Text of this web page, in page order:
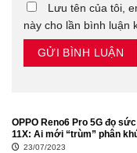
Lưu tên của tôi,
này cho lần bình luận
OPPO Reno6 Pro 5G đọ
11X: Ai mới “trùm” phân
23/07/2023